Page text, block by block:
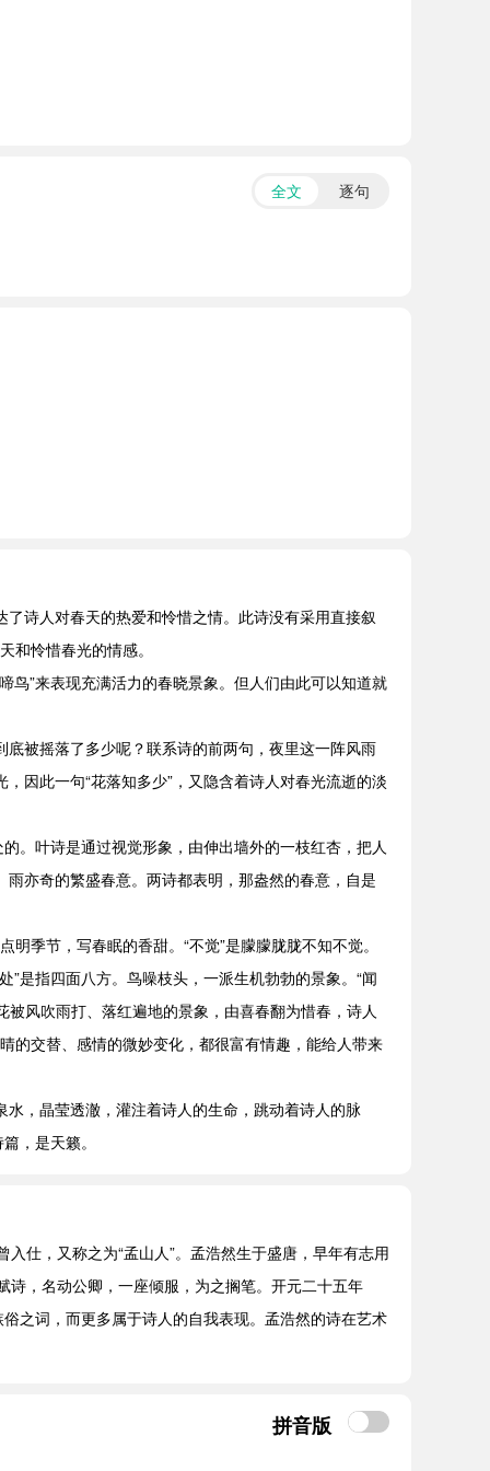
全文 逐句
诗人对春天的热爱和怜惜之情。此诗没有采用直接叙
和怜惜春光的情感。
鸟”来表现充满活力的春晓景象。但人们由此可以知道就
被摇落了多少呢？联系诗的前两句，夜里这一阵风雨
因此一句“花落知多少”，又隐含着诗人对春光流逝的淡
。叶诗是通过视觉形象，由伸出墙外的一枝红杏，把人
亦奇的繁盛春意。两诗都表明，那盎然的春意，自是
季节，写春眠的香甜。“不觉”是朦朦胧胧不知不觉。
是指四面八方。鸟噪枝头，一派生机勃勃的景象。“闻
风吹雨打、落红遍地的景象，由喜春翻为惜春，诗人
的交替、感情的微妙变化，都很富有情趣，能给人带来
，晶莹透澈，灌注着诗人的生命，跳动着诗人的脉
，是天籁。
仕，又称之为“孟山人”。孟浩然生于盛唐，早年有志用
，名动公卿，一座倾服，为之搁笔。开元二十五年
之词，而更多属于诗人的自我表现。孟浩然的诗在艺术
拼音版